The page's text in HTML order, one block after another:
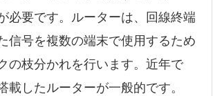
必要です。ルーターは、回線終端
信号を複数の端末で使用するため
の枝分かれを行います。近年で
載したルーターが一般的です。